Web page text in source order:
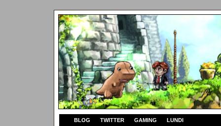
BLOG TWITTER GAMING LUNDI